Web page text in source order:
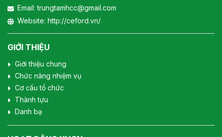
Email:trungtamhcc@gmail.com
Website: http://ceford.vn/
GIỚI THIỆU
Giới thiệu chung
Chức năng nhiệm vụ
Cơ cấu tổ chức
Thành tựu
Danh bạ